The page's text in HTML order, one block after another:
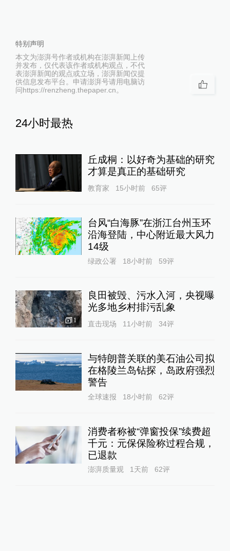
特别声明
本文为澎湃号作者或机构在澎湃新闻上传
并发布，仅代表该作者或机构观点，不代
表澎湃新闻的观点或立场，澎湃新闻仅提
供信息发布平台。申请澎湃号请用电脑访
问https://renzheng.thepaper.cn。
24小时最热
丘成桐：以好奇为基础的研究
才算是真正的基础研究
教育家 15小时前 65评
台风“白海豚”在浙江台州玉环
沿海登陆，中心附近最大风力
14级
绿政公署 18小时前 59评
1
良田被毁、污水入河，央视曝
光多地乡村排污乱象
直击现场 11小时前 34评
与特朗普关联的美石油公司拟
在格陵兰岛钻探，岛政府强烈
警告
全球速报 18小时前 62评
消费者称被“弹窗投保”续费超
千元：元保保险称过程合规，
已退款
澎湃质量观 1天前 62评